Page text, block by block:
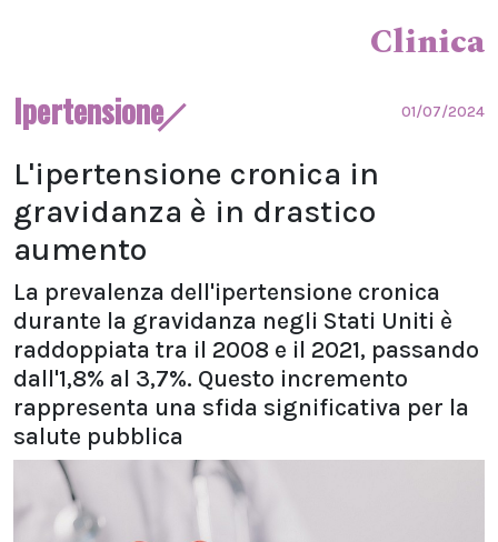
Clinica
Ipertensione 01/07/2024
L'ipertensione cronica in
gravidanza è in drastico
aumento
La prevalenza dell'ipertensione cronica
durante la gravidanza negli Stati Uniti è
raddoppiata tra il 2008 e il 2021, passando
dall'1,8% al 3,7%. Questo incremento
rappresenta una sfida significativa per la
salute pubblica